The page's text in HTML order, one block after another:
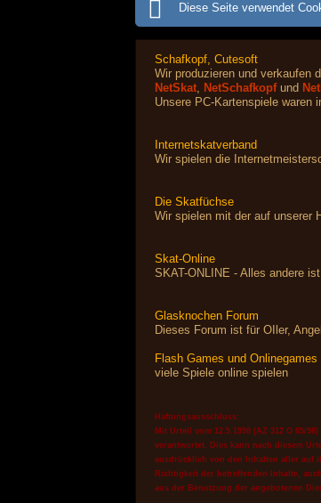
Diese Seite verwendet
Schafkopf, Cutesoft
Wir produzieren und verkaufen
NetSkat, NetSchafkopfund
Unsere PC-Kartenspiele waren
Internetskatverband
Wir spielen die
Die Skatfüchse
Wir spielen mit der auf unserer
Skat-Online
SKAT-ONLINE - Alles andere
Glasknochen Forum
Dieses Forum ist für OIler,
Flash Games und Onlinegames
viele Spiele online spielen
Haftungsausschluss:
Mit Urteil vom 12.5.1998 (AZ 312 O 85/
verantwortet. Dies kann nach diesem
ausdrücklich von den Inhalten aller auf
Richtigkeit der betreffenden Inhalte,
aus der Benutzung der angebotenen